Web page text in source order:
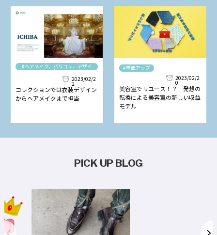
#ヘアメイク、パリコレ、デザイ
ナー
2023/02/2
2
コレクションでは衣装デザイン
からヘアメイクまで担当
#単価アップ
2023/02/2
0
美容室でリユース！？ 発想の
転換による美容室の新しい収益
モデル
PICK UP BLOG